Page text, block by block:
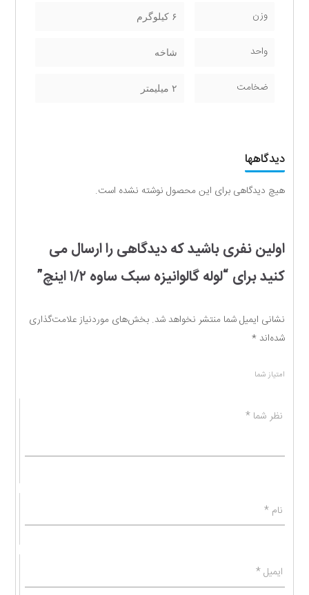
وزن ۶ کیلوگرم
واحد شاخه
ضخامت ۲ میلیمتر
دیدگاهها
هیچ دیدگاهی برای این محصول نوشته نشده است.
اولین نفری باشید که دیدگاهی را ارسال می
کنید برای “لوله گالوانیزه سبک ساوه ۱/۲ اینچ”
نشانی ایمیل شما منتشر نخواهد شد. بخش‌های موردنیاز علامت‌گذاری
شده‌اند*
امتیاز شما
نظر شما*
نام*
ایمیل*